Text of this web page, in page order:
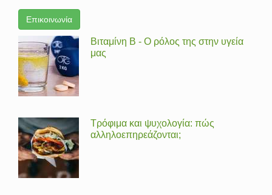
Επικοινωνία
Βιταμίνη Β - Ο ρόλος της στην υγεία
μας
Τρόφιμα και ψυχολογία: πώς
αλληλοεπηρεάζονται;